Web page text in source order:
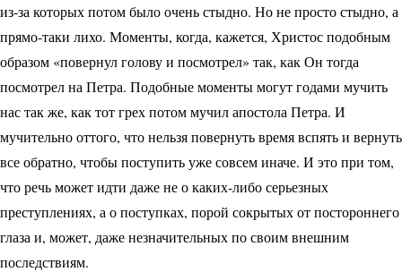
из-за которых потом было очень стыдно. Но не просто стыдно, а
прямо-таки лихо. Моменты, когда, кажется, Христос подобным
образом «повернул голову и посмотрел» так, как Он тогда
посмотрел на Петра. Подобные моменты могут годами мучить
нас так же, как тот грех потом мучил апостола Петра. И
мучительно оттого, что нельзя повернуть время вспять и вернуть
все обратно, чтобы поступить уже совсем иначе. И это при том,
что речь может идти даже не о каких-либо серьезных
преступлениях, а о поступках, порой сокрытых от постороннего
глаза и, может, даже незначительных по своим внешним
последствиям.